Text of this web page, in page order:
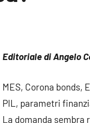
Editoriale di Angelo
MES, Corona bonds,
PIL, parametri
La domanda sembra